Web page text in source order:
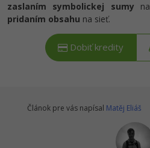
zaslaním symbolickej sumy
pridaním obsahu na sieť.
Dobiť kredity
Článok pre vás napísal Matěj Eliáš